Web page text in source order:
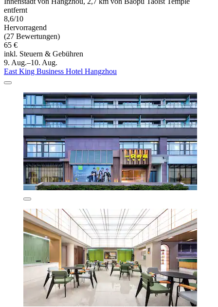
entfernt
8,6/10
Hervorragend
(27 Bewertungen)
65 €
inkl. Steuern & Gebühren
9. Aug.–10. Aug.
East King Business Hotel Hangzhou